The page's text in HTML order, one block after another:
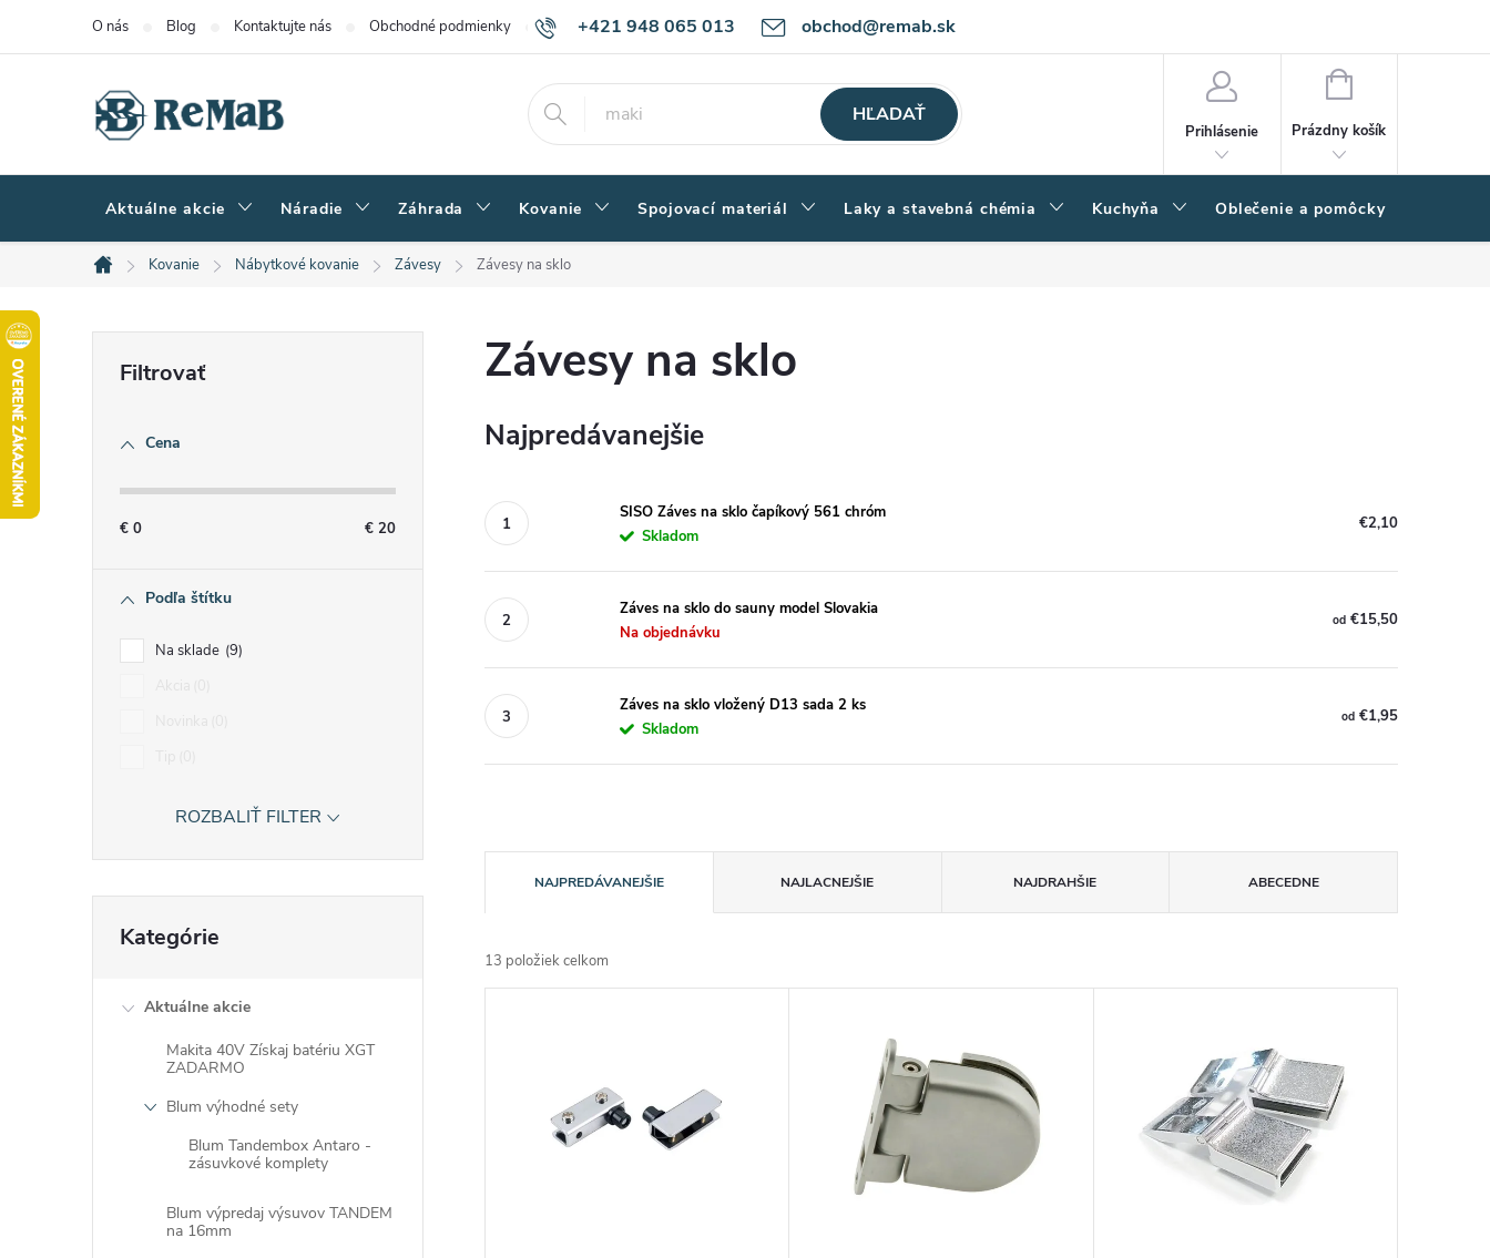
+421 948 065 013 obchod@remab.sk
O nás Blog Kontaktujte nás Obchodné podmienky Podmienky ochrany osobných údajov Ako nakupovať
HĽADAŤ
Prihlásenie
NÁKUPNÝ
Prázdny košík
Aktuálne akcie Náradie Záhrada Kovanie Spojovací materiál Laky a stavebná chémia Kuchyňa Oblečenie a pomôcky
Domov
Kovanie Nábytkové kovanie Závesy Závesy na sklo
l
Cena
€ 0 € 20
Podľa štítku
Na sklade 9
ROZBALIŤ FILTER
kategórie
Kategórie
Aktuálne akcie
Makita 40V Získaj batériu XGT
ZADARMO
Blum výhodné sety
Blum Tandembox Antaro -
zásuvkové komplety
Blum výpredaj výsuvov TANDEM
na 16mm
Závesy na sklo
Najpredávanejšie
SISO Záves na sklo čapíkový 561 chróm
Skladom
€2,10
Záves na sklo do sauny model Slovakia
Na objednávku
od €15,50
Záves na sklo vložený D13 sada 2 ks
Skladom
od €1,95
a
d
NAJPREDÁVANEJŠIE NAJLACNEJŠIE NAJDRAHŠIE ABECEDNE
13 položiek celkom